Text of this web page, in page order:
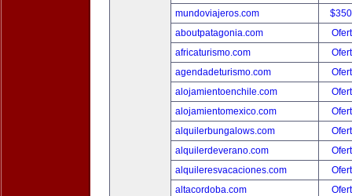
mundoviajeros.com
aboutpatagonia.com
africaturismo.com
agendadeturismo.com
alojamientoenchile.com
alojamientomexico.com
alquilerbungalows.com
alquilerdeverano.com
alquileresvacaciones.com
altacordoba.com